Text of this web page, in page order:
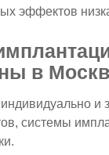
эффектов
в
и
системы